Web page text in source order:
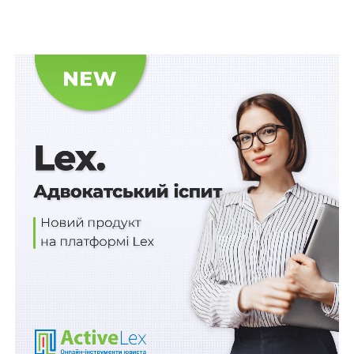
відмовлено.
Дослідивши матеріали справи, Верховний Суд
дійшов висновку, що у разі спростування презумпції
правомірності правочину, передбаченоїст. 204ЦК
України, всі права, набуті сторонами правочину за
ним, не повинні здійснюватися, а створені обов’язки
та наслідки не підлягають виконанню. Ураховуючи
наведене, спірна квартира, яка є предметом іпотеки,
залишилася у володінні боржника, отже позивач є її
власником і користувачем.
ЦК України, якщо майно
відчужене особою, яка не мала на це права,
добросовісний набувач набуває право власності на
нього, якщо відповідно дост. 388цього Кодексу